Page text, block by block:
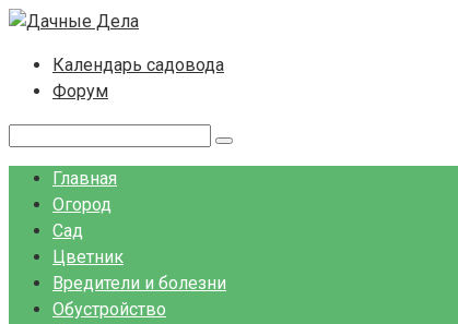
Перейти
контентуКалендарь садовода
Форум
Главная
Огород
Сад
Цветник
Вредители и болезни
Обустройство